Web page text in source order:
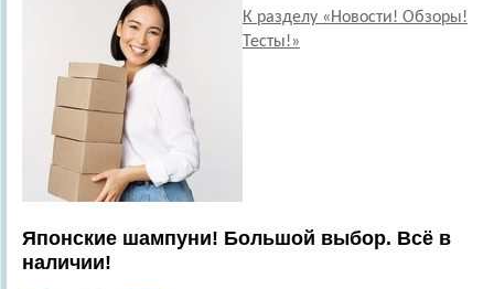
К разделу «Новости! Обзоры!
Тесты!»
Японские шампуни! Большой выбор. Всё в
наличии!